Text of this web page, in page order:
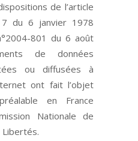
de l’article
du 6 janvier 1978
801 du 6 août
de données
ou diffusées à
ont fait l’objet
en France
Nationale de
Libertés.